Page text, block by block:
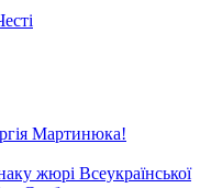
Мартинюка!
жюрі Всеукраїнської